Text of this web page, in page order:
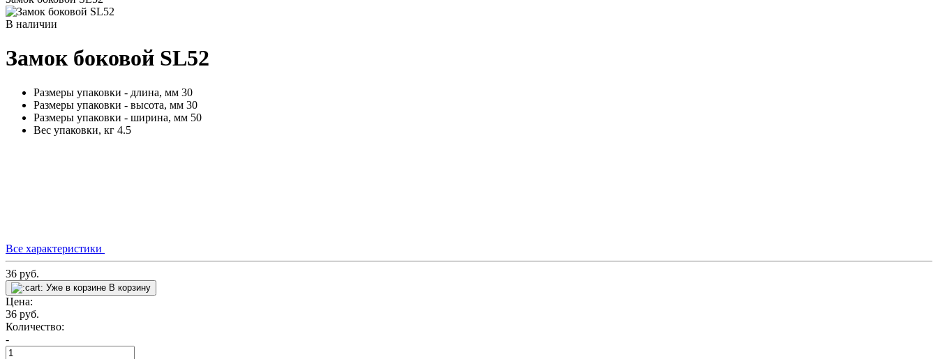
В наличии
Замок боковой SL52
Размеры упаковки - длина, мм 30
Размеры упаковки - высота, мм 30
Размеры упаковки - ширина, мм 50
Вес упаковки, кг 4.5
Все характеристики
36 руб.
Уже в корзине В корзину
Цена:
36 руб.
Количество:
-